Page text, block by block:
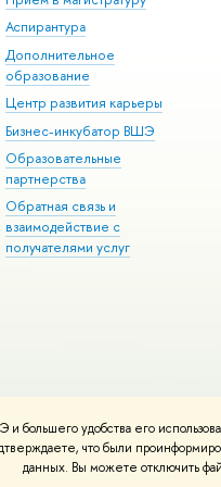
удобства его
что были
данных. Вы можете отключить
Аспирантура
Дополнительное
образование
Центр развития карьеры
Бизнес-инкубатор ВШЭ
Образовательные
партнерства
Обратная связь и
взаимодействие с
получателями услуг
Условия использования
вШколе дизайна НИУ ВШЭ